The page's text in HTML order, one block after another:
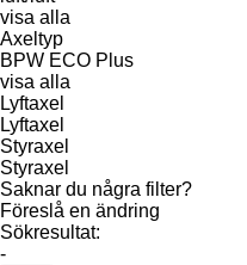
visa alla
Axeltyp
BPW ECO Plus
visa alla
Lyftaxel
Lyftaxel
Styraxel
Styraxel
Saknar du några filter?
Föreslå en ändring
Sökresultat:
-